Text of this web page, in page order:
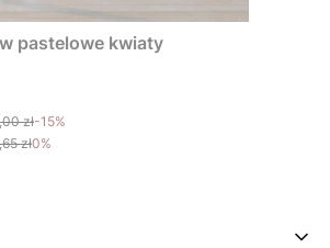
pastelowe kwiaty
zł-15%
zł0%